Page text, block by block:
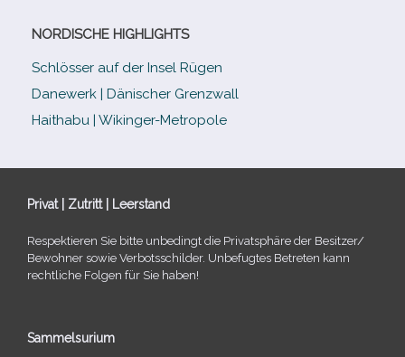
NORDISCHE HIGHLIGHTS
Schlösser auf der Insel Rügen
Danewerk | Dänischer Grenzwall
Haithabu | Wikinger-Metropole
Privat | Zutritt | Leerstand
Respektieren Sie bitte unbe­dingt die Privatsphäre der Besitzer/​
Bewohner sowie Verbotsschilder. Unbefugtes Betreten kann
recht­li­che Folgen für Sie haben!
Sammelsurium